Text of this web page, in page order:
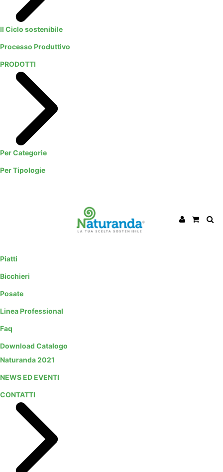
Il Ciclo sostenibile
Processo Produttivo
PRODOTTI
Per Categorie
Per Tipologie
Piatti
Bicchieri
Posate
Linea Professional
Faq
Download Catalogo
Naturanda 2021
NEWS ED EVENTI
CONTATTI